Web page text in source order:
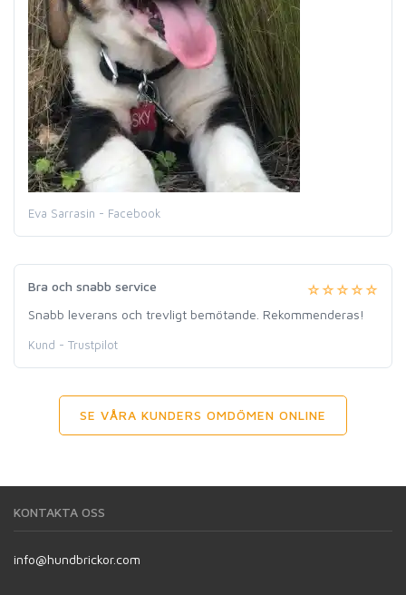
Eva Sarrasin - Facebook
Bra och snabb service
Snabb leverans och trevligt bemötande. Rekommenderas!
Kund - Trustpilot
SE VÅRA KUNDERS OMDÖMEN ONLINE
KONTAKTA OSS
info@hundbrickor.com